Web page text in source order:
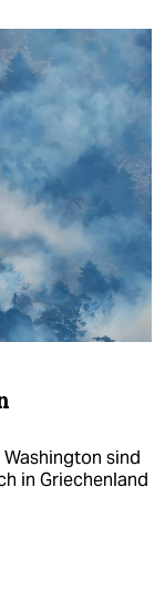
sind
in Griechenland